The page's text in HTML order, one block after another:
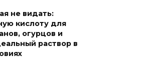
не видать:
кислоту для
огурцов и
раствор в